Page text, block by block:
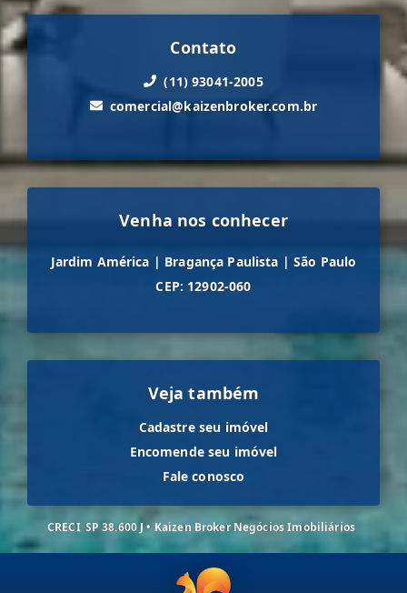
Contato
(11) 93041-2005
comercial@kaizenbroker.com.br
Venha nos conhecer
Jardim América | Bragança Paulista | São Paulo
CEP: 12902-060
Veja também
Cadastre seu imóvel
Encomende seu imóvel
Fale conosco
CRECI SP 38.600 J • Kaizen Broker Negócios Imobiliários